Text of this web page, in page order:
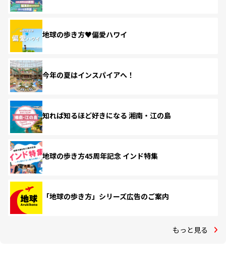
地球の歩き方♥偏愛ハワイ
今年の夏はインスパイアへ！
知れば知るほど好きになる 湘南・江の島
地球の歩き方45周年記念 インド特集
「地球の歩き方」シリーズ広告のご案内
もっと見る